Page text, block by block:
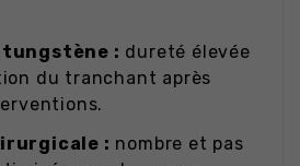
tungstène : dureté élevée
du tranchant après
: nombre et pas